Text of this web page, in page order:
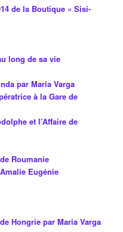
de la Boutique « Sisi-
long de sa vie
par Maria Varga
à la Gare de
et l’Affaire de
Roumanie
Eugénie
Hongrie par Maria Varga